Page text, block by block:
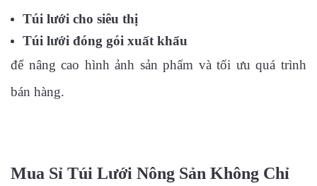
Túi lưới cho siêu thị
Túi lưới đóng gói xuất khẩu
để nâng cao hình ảnh sản phẩm và tối ưu quá trình
bán hàng.
Mua Sỉ Túi Lưới Nông Sản Không Chỉ